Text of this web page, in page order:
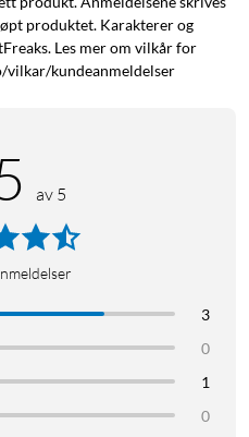
produktet. Karakterer og
Les mer om vilkår for
vilkar/kundeanmeldelser
av 5
3
0
1
0